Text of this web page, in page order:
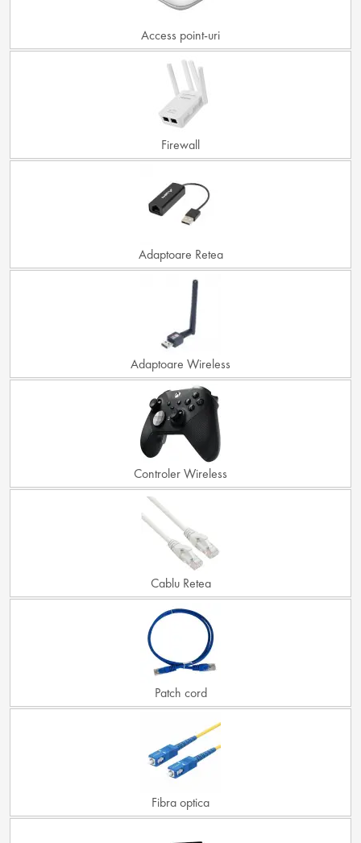
Access point-uri
Firewall
Adaptoare Retea
Adaptoare Wireless
Controler Wireless
Cablu Retea
Patch cord
Fibra optica